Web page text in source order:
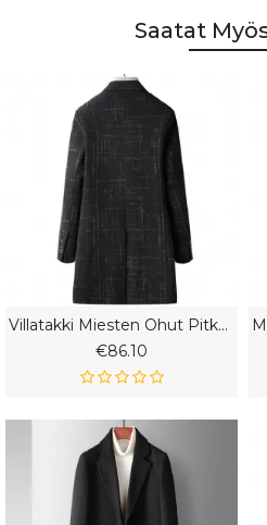
Saatat
Villatakki Miesten Ohut Pitkä Tuulitakki Paksu Takki
€86.10